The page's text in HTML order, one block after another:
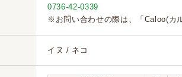
0736-42-0339
※お問い合わせの際は、「Caloo(カ
イヌ / ネコ